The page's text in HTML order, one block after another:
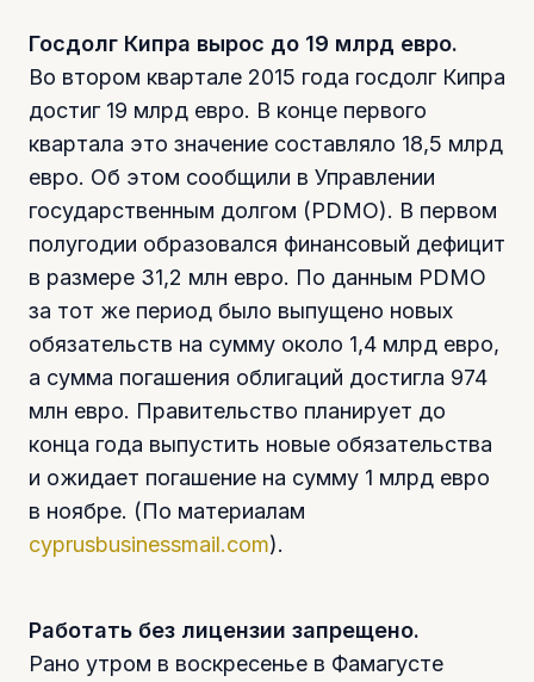
Госдолг Кипра вырос до 19 млрд евро.
Во втором квартале 2015 года госдолг Кипра
достиг 19 млрд евро. В конце первого
квартала это значение составляло 18,5 млрд
евро. Об этом сообщили в Управлении
государственным долгом (PDMO). В первом
полугодии образовался финансовый дефицит
в размере 31,2 млн евро. По данным PDMO
за тот же период было выпущено новых
обязательств на сумму около 1,4 млрд евро,
а сумма погашения облигаций достигла 974
млн евро. Правительство планирует до
конца года выпустить новые обязательства
и ожидает погашение на сумму 1 млрд евро
в ноябре. (По материалам
cyprusbusinessmail.com).
Работать без лицензии запрещено.
Рано утром в воскресенье в Фамагусте